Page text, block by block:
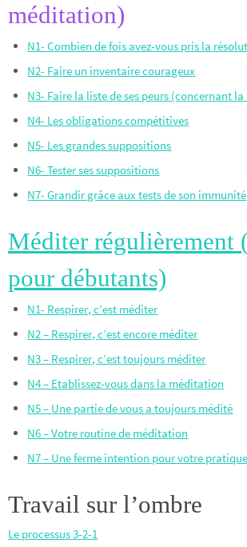
méditation)
N1- Combien de fois avez-vous pris la
N2- Faire un inventaire courageux
N3- Faire la liste de ses peurs (concernant
N4- Les obligations compétitives
N5- Les grandes suppositions
N6- Tester ses suppositions
N7- Grandir grâce aux tests de son immunité
Méditer régulièrement
pour débutants)
N1- Respirer, c’est méditer
N2 – Respirer, c’est encore méditer
N3 – Respirer, c’est toujours méditer
N4 – Etablissez-vous dans la méditation
N5 – Une partie de vous a toujours médité
N6 – Votre routine de méditation
N7 – Une ferme intention pour votre pratique
Travail sur l’ombre
Le processus 3-2-1